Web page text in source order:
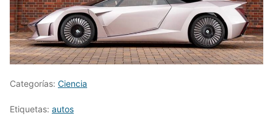
Categorías: Ciencia
Etiquetas: autos